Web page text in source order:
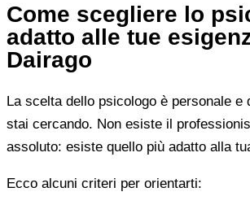
Come scegliere lo
adatto alle tue
Dairago
La scelta dello psicologo è personale e
stai cercando. Non esiste il
assoluto: esiste quello più adatto alla
Ecco alcuni criteri per orientarti: